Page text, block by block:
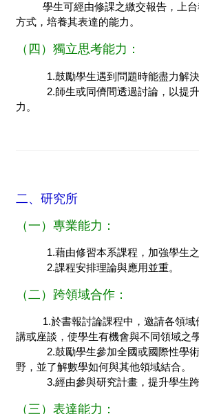
學生可經由修課之繳交報告，上
方式，培養其表達的能力。
（四）獨立思考能力：
1.鼓勵學生遇到問題時能盡力解決
2.師生或同儕間透過討論，以提升
力。
二、研究所
（一）專業能力：
1.藉由修習本系課程，加強學生之
2.課程安排理論與應用並重。
（二）跨領域合作：
1.於書報討論課程中，邀請各領
講或座談，使學生有機會與不同領域之
2.鼓勵學生參加全國或國際性學術
野，並了解數學如何與其他領域結合。
3.經由參與研究計畫，提升學生跨
（三）表達能力：